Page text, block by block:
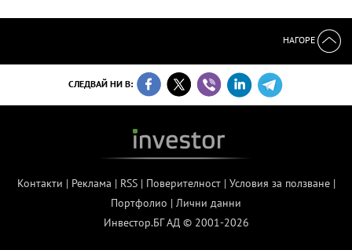
НАГОРЕ
СЛЕДВАЙ НИ В:
Контакти | Реклама | RSS| Поверителност| Условия за ползване|
Портфолио | Лични данни
Инвестор.БГ АД © 2001-2026